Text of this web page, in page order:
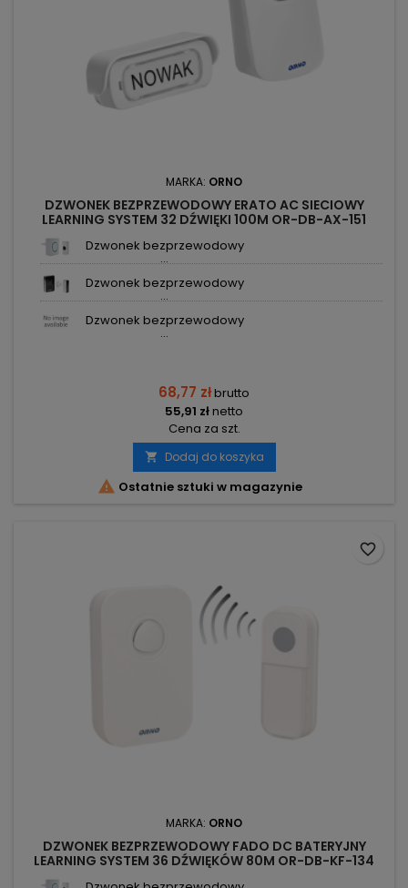
MARKA: ORNO
DZWONEK BEZPRZEWODOWY ERATO AC SIECIOWY
LEARNING SYSTEM 32 DŹWIĘKI 100M OR-DB-AX-151
Dzwonek bezprzewodowy
...
Dzwonek bezprzewodowy
...
Dzwonek bezprzewodowy
...
68,77 złbrutto
55,91 złnetto
Cena za szt.
 Dodaj do koszyka
 Ostatnie sztuki w magazynie
MARKA: ORNO
DZWONEK BEZPRZEWODOWY FADO DC BATERYJNY
LEARNING SYSTEM 36 DŹWIĘKÓW 80M OR-DB-KF-134
favorite_border